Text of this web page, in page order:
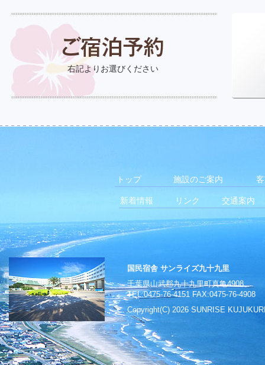
右記よりお選びください
トップ 施設のご案内
新着情報 リンク 交通案内
国民宿舎 サンライズ九十九里
千葉県山武郡九十九里町真亀4908
TEL:0475-76-4151 FAX:0475-76-4908
Copyright(C) 2026 SUNRISE